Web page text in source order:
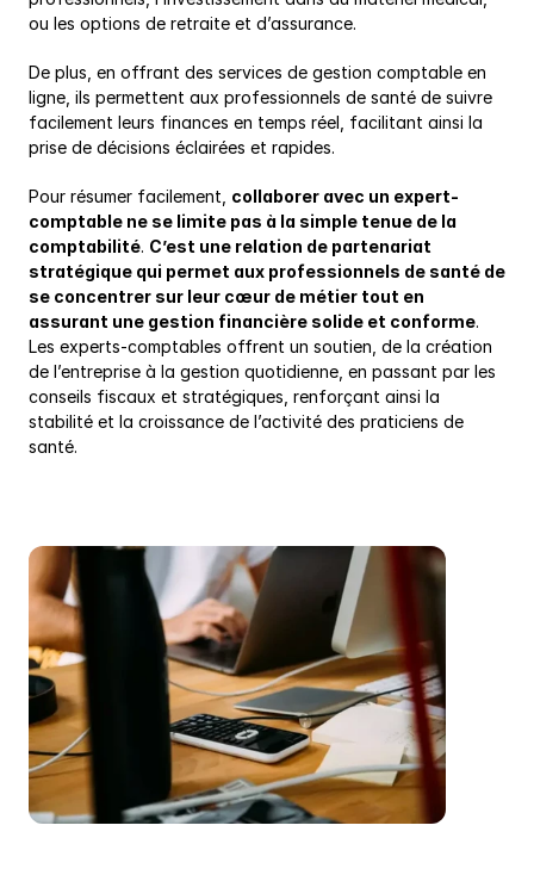
ou les options de retraite et d’assurance.
De plus, en offrant des services de gestion comptable en
ligne, ils permettent aux professionnels de santé de suivre
facilement leurs finances en temps réel, facilitant ainsi la
prise de décisions éclairées et rapides.
Pour résumer facilement, collaborer avec un expert-
comptable ne se limite pas à la simple tenue de la
comptabilité. C’est une relation de partenariat
stratégique qui permet aux professionnels de santé de
se concentrer sur leur cœur de métier tout en
assurant une gestion financière solide et conforme.
Les experts-comptables offrent un soutien, de la création
de l’entreprise à la gestion quotidienne, en passant par les
conseils fiscaux et stratégiques, renforçant ainsi la
stabilité et la croissance de l’activité des praticiens de
santé.